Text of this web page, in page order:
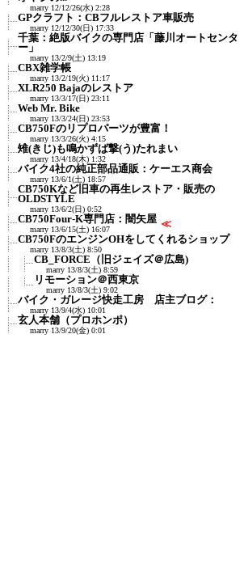
marry 12/12/26(水) 2:28
GPクラフト：CBフルレストア車販売
marry 12/12/30(日) 17:33
千葉：絶版バイクの専門店「藤川オートセンタ
ー」
marry 13/2/9(土) 13:19
CBX雑学帳
marry 13/2/19(火) 11:17
XLR250 Bajaのレストア
marry 13/3/17(日) 23:11
Web Mr. Bike
marry 13/3/24(日) 23:53
CB750Fのリプロパーツが豊富！
marry 13/3/26(火) 4:15
雉(きじ)も鳴かずば撃(う)たれまい
marry 13/4/18(木) 1:32
バイク4社の純正部品通販：ケーエス商会
marry 13/6/1(土) 18:57
CB750Kなど旧車の再生レストア・販売の
OLDSTYLE
marry 13/6/2(日) 0:52
CB750Four-K専門店：闇矢屋
marry 13/6/15(土) 16:07
≪
CB750FのエンジンOHをしてくれるショップ
marry 13/8/3(土) 8:50
CB_FORCE（旧ジェイズ＠広島)
marry 13/8/3(土) 8:59
リモーション＠西東京
marry 13/8/3(土) 9:02
バイク・ガレージ快走工房 店主ブログ：
marry 13/9/4(水) 10:01
玄人本舗（プロホンポ）
marry 13/9/20(金) 0:01